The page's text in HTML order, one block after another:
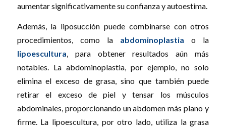
aumentar significativamente su confianza y autoestima.
Además, la liposucción puede combinarse con otros
procedimientos, como la abdominoplastia
o la
lipoescultura, para obtener resultados aún más
notables. La abdominoplastia, por ejemplo, no solo
elimina el exceso de grasa, sino que también puede
retirar el exceso de piel y tensar los músculos
abdominales, proporcionando un abdomen más plano y
firme. La lipoescultura, por otro lado, utiliza la grasa